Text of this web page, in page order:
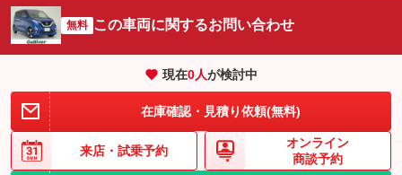
ケアパック
バフ仕上げ
アンダーコート
※最長保証に関しては、当社対象基準に則り、（３か月・６か
月・１年・２年・３年・５年・１０年）の保証期間となります。
保証
[保証付]：2年・走行無制限
保証付：３ヶ月 保証費用が車両本体価格に含まれています。詳
細に関しては販売店へお問合せいただくか、「ガリバー 保証」
パック内容
着を抑制する効果が期待できます。
備考
ガラス被膜で黄ばみなどの表面劣化の予防や発止効果で汚れの付
保証
内装未塗装樹脂の劣化をガラスコーティングで防止する『インナ
ーガラスコート』は内装パーツの劣化を防止してくれます。高年
式のクルマへの施工をお勧めをしたい商品になります。
備考
内装未塗装樹脂の劣化をガラスコーティングで防止する『インナ
ーガラスコート』は内装パーツの劣化を防止してくれます。高年
無料 この車両に関するお問い合わせ
現在0人が検討中
在庫確認・見積り依頼(無料)
来店・ 試乗予約
オンライン
商談予約